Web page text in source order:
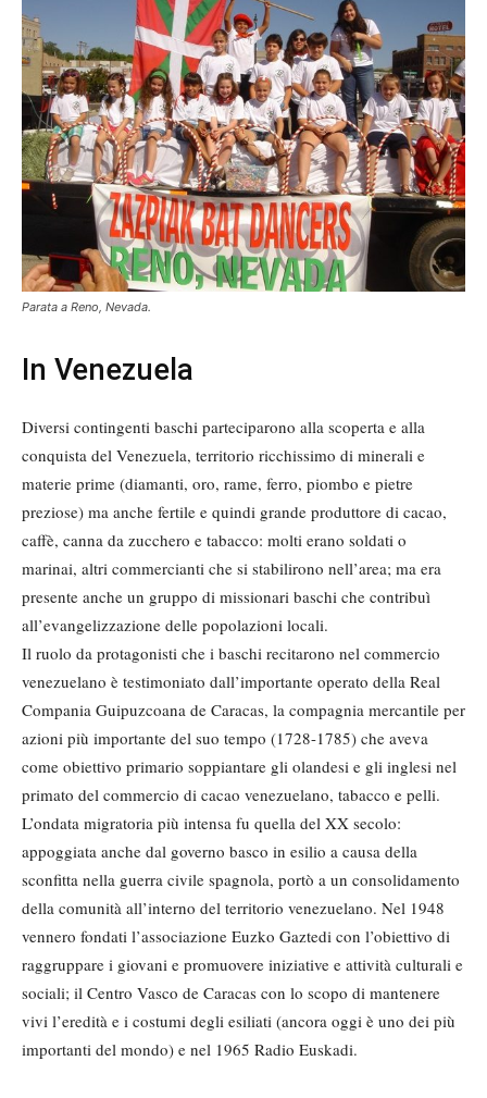
Parata a Reno, Nevada.
In Venezuela
Diversi contingenti baschi parteciparono alla scoperta e alla
conquista del Venezuela, territorio ricchissimo di minerali e
materie prime (diamanti, oro, rame, ferro, piombo e pietre
preziose) ma anche fertile e quindi grande produttore di cacao,
caffè, canna da zucchero e tabacco: molti erano soldati o
marinai, altri commercianti che si stabilirono nell’area; ma era
presente anche un gruppo di missionari baschi che contribuì
all’evangelizzazione delle popolazioni locali.
Il ruolo da protagonisti che i baschi recitarono nel commercio
venezuelano è testimoniato dall’importante operato della Real
Compania Guipuzcoana de Caracas, la compagnia mercantile per
azioni più importante del suo tempo (1728-1785) che aveva
come obiettivo primario soppiantare gli olandesi e gli inglesi nel
primato del commercio di cacao venezuelano, tabacco e pelli.
L’ondata migratoria più intensa fu quella del XX secolo:
appoggiata anche dal governo basco in esilio a causa della
sconfitta nella guerra civile spagnola, portò a un consolidamento
della comunità all’interno del territorio venezuelano. Nel 1948
vennero fondati l’associazione Euzko Gaztedi con l’obiettivo di
raggruppare i giovani e promuovere iniziative e attività culturali e
sociali; il Centro Vasco de Caracas con lo scopo di mantenere
vivi l’eredità e i costumi degli esiliati (ancora oggi è uno dei più
importanti del mondo) e nel 1965 Radio Euskadi.